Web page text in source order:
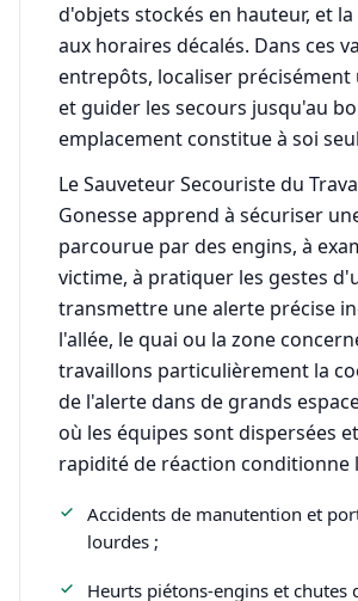
d'objets stockés en hauteur, et
aux horaires décalés. Dans ces
entrepôts, localiser précisément
et guider les secours jusqu'au
emplacement constitue à soi
Le Sauveteur Secouriste du
Gonesse apprend à sécuriser
parcourue par des engins, à
victime, à pratiquer les gestes
transmettre une alerte précise
l'allée, le quai ou la zone
travaillons particulièrement la
de l'alerte dans de grands
où les équipes sont dispersées
rapidité de réaction conditionne
Accidents de manutention et
lourdes ;
Heurts piétons-engins et chutes